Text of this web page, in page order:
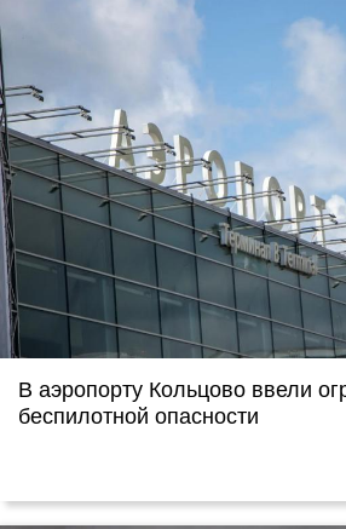
В аэропорту Кольцово ввели
беспилотной опасности